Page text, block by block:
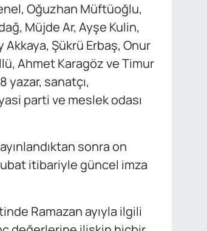
Oğuzhan Müftüoğlu,
Müjde Ar, Ayşe Kulin,
Şükrü Erbaş, Onur
Ahmet Karagöz ve Timur
yazar, sanatçı,
parti ve meslek odası
sonra on
itibariyle güncel imza
Ramazan ayıyla ilgili